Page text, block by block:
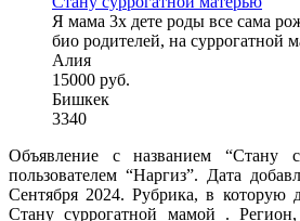
Я мама 3х дете роды все сама
био родителей, на суррогатной
Алия
15000 руб.
Бишкек
3340
Объявление с названием “Стану
пользователем “Наргиз”. Дата
Сентября 2024. Рубрика, в которую
Cтану суррогатной мамой .